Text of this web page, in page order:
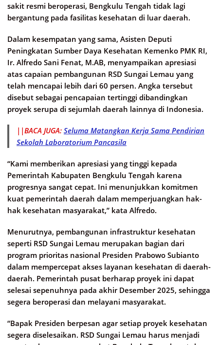
sakit resmi beroperasi, Bengkulu Tengah tidak lagi
bergantung pada fasilitas kesehatan di luar daerah.
Dalam kesempatan yang sama, Asisten Deputi
Peningkatan Sumber Daya Kesehatan Kemenko PMK RI,
Ir. Alfredo Sani Fenat, M.AB, menyampaikan apresiasi
atas capaian pembangunan RSD Sungai Lemau yang
telah mencapai lebih dari 60 persen. Angka tersebut
disebut sebagai pencapaian tertinggi dibandingkan
proyek serupa di sejumlah daerah lainnya di Indonesia.
||BACA JUGA: Seluma Matangkan Kerja Sama Pendirian
Sekolah Laboratorium Pancasila
“Kami memberikan apresiasi yang tinggi kepada
Pemerintah Kabupaten Bengkulu Tengah karena
progresnya sangat cepat. Ini menunjukkan komitmen
kuat pemerintah daerah dalam memperjuangkan hak-
hak kesehatan masyarakat,” kata Alfredo.
Menurutnya, pembangunan infrastruktur kesehatan
seperti RSD Sungai Lemau merupakan bagian dari
program prioritas nasional Presiden Prabowo Subianto
dalam mempercepat akses layanan kesehatan di daerah-
daerah. Pemerintah pusat berharap proyek ini dapat
selesai sepenuhnya pada akhir Desember 2025, sehingga
segera beroperasi dan melayani masyarakat.
“Bapak Presiden berpesan agar setiap proyek kesehatan
segera diselesaikan. RSD Sungai Lemau harus menjadi